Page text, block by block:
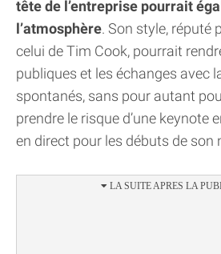
tête de l’entreprise pourrait
l’atmosphère. Son style, réputé
celui de Tim Cook, pourrait
publiques et les échanges avec
spontanés, sans pour autant
prendre le risque d’une keynote
en direct pour les débuts de son